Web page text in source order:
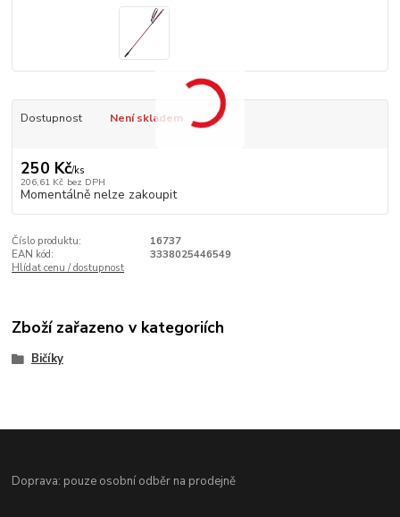
Dostupnost Není skladem
250 Kč/ks
206,61 Kč bez DPH
Momentálně nelze zakoupit
Číslo produktu:
16737
EAN kód:
3338025446549
Hlídat cenu / dostupnost
Zboží zařazeno v kategoriích
Bičíky
Doprava: pouze osobní odběr na prodejně